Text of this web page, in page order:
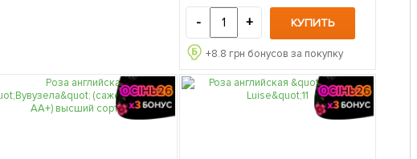
- + КУПИТЬ
+8.8 грн бонусов за покупку